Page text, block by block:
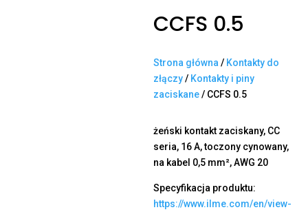
CCFS 0.5
Strona główna / Kontakty do
złączy/ Kontakty i piny
zaciskane/ CCFS 0.5
żeński kontakt zaciskany, CC
seria, 16 A, toczony cynowany,
na kabel 0,5 mm², AWG 20
Specyfikacja produktu:
https://www.ilme.com/en/view-